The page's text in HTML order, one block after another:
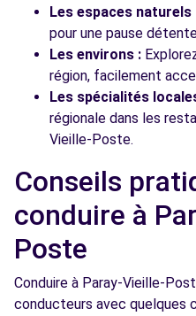
Les espaces naturels
pour une pause
Les environs :
région, facilement
Les spécialités
régionale dans les
Vieille-Poste.
Conseils
conduire à
Poste
Conduire à Paray-Vieille-
conducteurs avec quelques